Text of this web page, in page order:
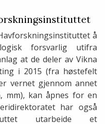
å
forsvarlig utifra
at de deler av Vikna
i 2015 (fra høstefelt
vernet gjennom annet
mm), kan åpnes for en
har også
utarbeide et